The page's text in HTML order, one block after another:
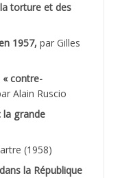
torture et des
1957, par Gilles
« contre-
Alain Ruscio
la grande
(1958)
la République